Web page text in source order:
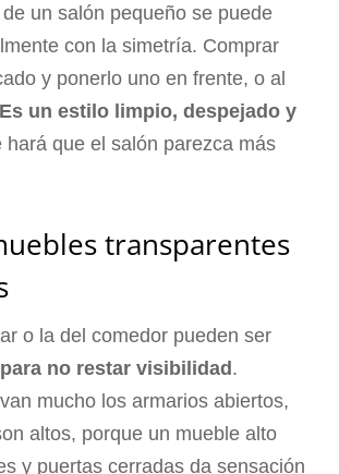
un salón pequeño se puede
con la simetría. Comprar
y ponerlo uno en frente, o al
Es un estilo limpio, despejado y
hará que el salón parezca más
transparentes
o la del comedor pueden ser
para no restar visibilidad .
mucho los armarios abiertos,
altos, porque un mueble alto
y puertas cerradas da sensación